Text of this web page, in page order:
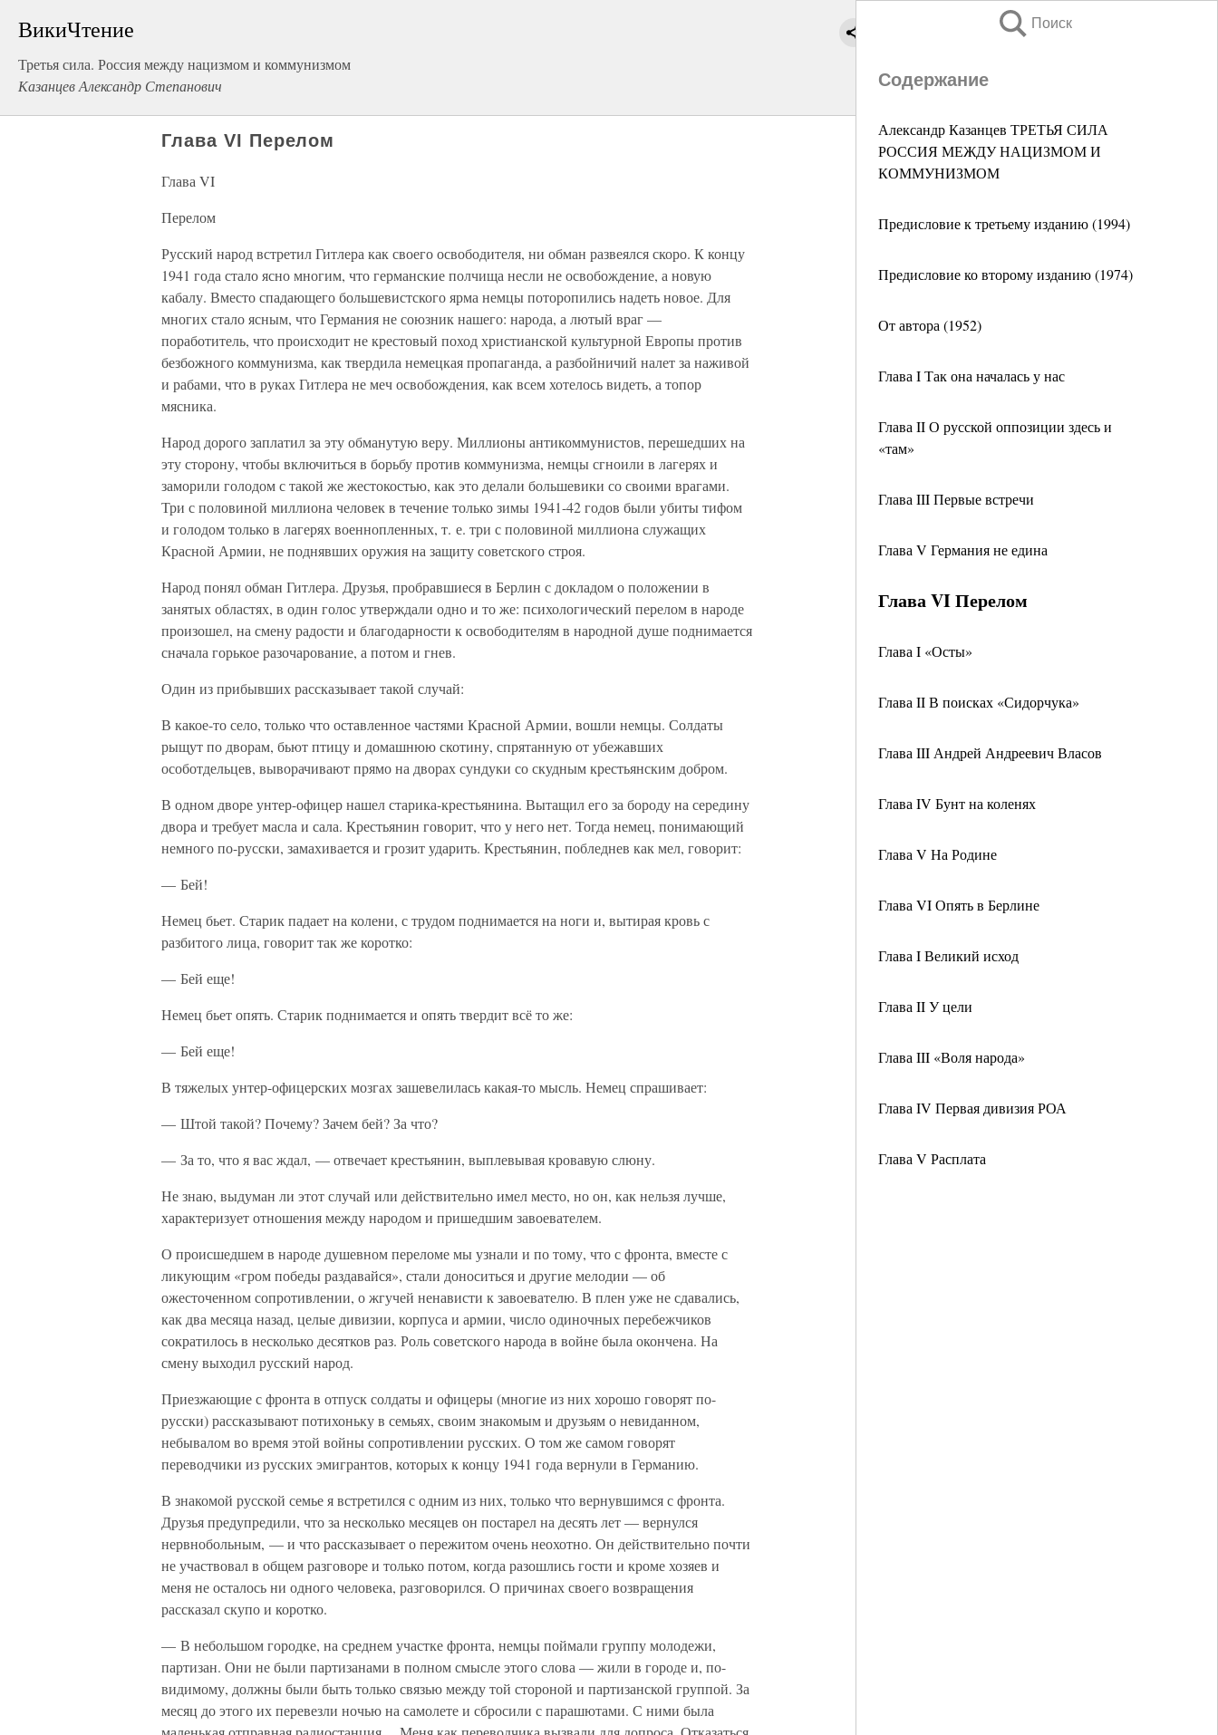
ВикиЧтение
Третья сила. Россия между нацизмом и коммунизмом
Казанцев Александр Степанович
Поиск
Содержание
Александр Казанцев ТРЕТЬЯ СИЛА
РОССИЯ МЕЖДУ НАЦИЗМОМ И
КОММУНИЗМОМ
Предисловие к третьему изданию (1994)
Предисловие ко второму изданию (1974)
От автора (1952)
Глава I Так она началась у нас
Глава II О русской оппозиции здесь и
«там»
Глава III Первые встречи
Глава V Германия не едина
Глава VI Перелом
Глава I «Осты»
Глава II В поисках «Сидорчука»
Глава III Андрей Андреевич Власов
Глава IV Бунт на коленях
Глава V На Родине
Глава VI Опять в Берлине
Глава I Великий исход
Глава II У цели
Глава III «Воля народа»
Глава IV Первая дивизия РОА
Глава V Расплата
Глава VI Перелом
Глава VI
Перелом
Русский народ встретил Гитлера как своего освободителя, ни обман развеялся скоро. К концу
1941 года стало ясно многим, что германские полчища несли не освобождение, а новую
кабалу. Вместо спадающего большевистского ярма немцы поторопились надеть новое. Для
многих стало ясным, что Германия не союзник нашего: народа, а лютый враг —
поработитель, что происходит не крестовый поход христианской культурной Европы против
безбожного коммунизма, как твердила немецкая пропаганда, а разбойничий налет за наживой
и рабами, что в руках Гитлера не меч освобождения, как всем хотелось видеть, а топор
мясника.
Народ дорого заплатил за эту обманутую веру. Миллионы антикоммунистов, перешедших на
эту сторону, чтобы включиться в борьбу против коммунизма, немцы сгноили в лагерях и
заморили голодом с такой же жестокостью, как это делали большевики со своими врагами.
Три с половиной миллиона человек в течение только зимы 1941-42 годов были убиты тифом
и голодом только в лагерях военнопленных, т. е. три с половиной миллиона служащих
Красной Армии, не поднявших оружия на защиту советского строя.
Народ понял обман Гитлера. Друзья, пробравшиеся в Берлин с докладом о положении в
занятых областях, в один голос утверждали одно и то же: психологический перелом в народе
произошел, на смену радости и благодарности к освободителям в народной душе поднимается
сначала горькое разочарование, а потом и гнев.
Один из прибывших рассказывает такой случай:
В какое-то село, только что оставленное частями Красной Армии, вошли немцы. Солдаты
рыщут по дворам, бьют птицу и домашнюю скотину, спрятанную от убежавших
особотдельцев, выворачивают прямо на дворах сундуки со скудным крестьянским добром.
В одном дворе унтер-офицер нашел старика-крестьянина. Вытащил его за бороду на середину
двора и требует масла и сала. Крестьянин говорит, что у него нет. Тогда немец, понимающий
немного по-русски, замахивается и грозит ударить. Крестьянин, побледнев как мел, говорит:
— Бей!
Немец бьет. Старик падает на колени, с трудом поднимается на ноги и, вытирая кровь с
разбитого лица, говорит так же коротко:
— Бей еще!
Немец бьет опять. Старик поднимается и опять твердит всё то же:
— Бей еще!
В тяжелых унтер-офицерских мозгах зашевелилась какая-то мысль. Немец спрашивает:
— Штой такой? Почему? Зачем бей? За что?
— За то, что я вас ждал, — отвечает крестьянин, выплевывая кровавую слюну.
Не знаю, выдуман ли этот случай или действительно имел место, но он, как нельзя лучше,
характеризует отношения между народом и пришедшим завоевателем.
О происшедшем в народе душевном переломе мы узнали и по тому, что с фронта, вместе с
ликующим «гром победы раздавайся», стали доноситься и другие мелодии — об
ожесточенном сопротивлении, о жгучей ненависти к завоевателю. В плен уже не сдавались,
как два месяца назад, целые дивизии, корпуса и армии, число одиночных перебежчиков
сократилось в несколько десятков раз. Роль советского народа в войне была окончена. На
смену выходил русский народ.
Приезжающие с фронта в отпуск солдаты и офицеры (многие из них хорошо говорят по-
русски) рассказывают потихоньку в семьях, своим знакомым и друзьям о невиданном,
небывалом во время этой войны сопротивлении русских. О том же самом говорят
переводчики из русских эмигрантов, которых к концу 1941 года вернули в Германию.
В знакомой русской семье я встретился с одним из них, только что вернувшимся с фронта.
Друзья предупредили, что за несколько месяцев он постарел на десять лет — вернулся
нервнобольным, — и что рассказывает о пережитом очень неохотно. Он действительно почти
не участвовал в общем разговоре и только потом, когда разошлись гости и кроме хозяев и
меня не осталось ни одного человека, разговорился. О причинах своего возвращения
рассказал скупо и коротко.
— В небольшом городке, на среднем участке фронта, немцы поймали группу молодежи,
партизан. Они не были партизанами в полном смысле этого слова — жили в городе и, по-
видимому, должны были быть только связью между той стороной и партизанской группой. За
месяц до этого их перевезли ночью на самолете и сбросили с парашютами. С ними была